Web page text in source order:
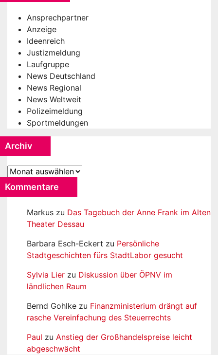
Ansprechpartner
Anzeige
Ideenreich
Justizmeldung
Laufgruppe
News Deutschland
News Regional
News Weltweit
Polizeimeldung
Sportmeldungen
Archiv
Archiv
Kommentare
Markus zu Das Tagebuch der Anne Frank im Alten
Theater Dessau
Barbara Esch-Eckert zu Persönliche
Stadtgeschichten fürs StadtLabor gesucht
Sylvia Lier zu Diskussion über ÖPNV im
ländlichen Raum
Bernd Gohlke zu Finanzministerium drängt auf
rasche Vereinfachung des Steuerrechts
Paul zu Anstieg der Großhandelspreise leicht
abgeschwächt